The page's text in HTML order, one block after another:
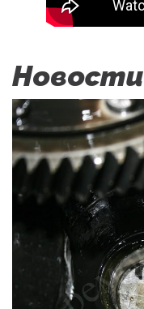
Новости